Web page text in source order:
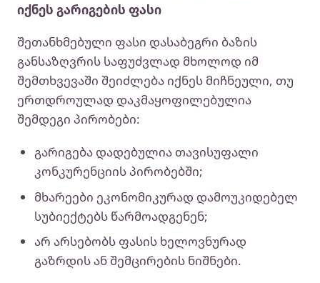
იქნეს გარიგების ფასი
შეთანხმებული ფასი დასაბეგრი ბაზის
განსაზღვრის საფუძვლად მხოლოდ იმ
შემთხვევაში შეიძლება იქნეს მიჩნეული, თუ
ერთდროულად დაკმაყოფილებულია
შემდეგი პირობები:
გარიგება დადებულია თავისუფალი
კონკურენციის პირობებში;
მხარეები ეკონომიკურად დამოუკიდებელ
სუბიექტებს წარმოადგენენ;
არ არსებობს ფასის ხელოვნურად
გაზრდის ან შემცირების ნიშნები.